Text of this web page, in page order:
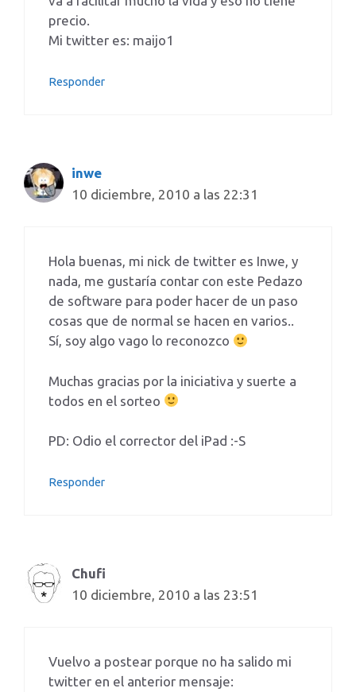
precio.
Mi twitter es: maijo1
Responder
inwe
10 diciembre, 2010 a las 22:31
Hola buenas, mi nick de twitter es Inwe, y
nada, me gustaría contar con este Pedazo
de software para poder hacer de un paso
cosas que de normal se hacen en varios..
Sí, soy algo vago lo reconozco
Muchas gracias por la iniciativa y suerte a
todos en el sorteo
PD: Odio el corrector del iPad :-S
Responder
Chufi
10 diciembre, 2010 a las 23:51
Vuelvo a postear porque no ha salido mi
twitter en el anterior mensaje: